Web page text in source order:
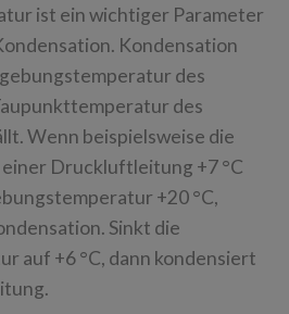
ist ein wichtiger Parameter
Kondensation
des
des
Wenn beispielsweise die
Druckluftleitung +7 °C
+20 °C,
Sinkt die
auf +6 °C, dann kondensiert